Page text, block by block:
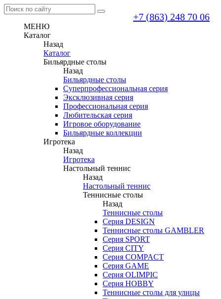
+7 (863) 248 70 06
МЕНЮ
Каталог
Назад
Каталог
Бильярдные столы
Назад
Бильярдные столы
Суперпрофессиональная серия
Эксклюзивная серия
Профессиональная серия
Любительская серия
Игровое оборудование
Бильярдные коллекции
Игротека
Назад
Игротека
Настольный теннис
Назад
Настольный теннис
Теннисные столы
Назад
Теннисные столы
Серия DESIGN
Теннисные столы GAMBLER
Серия SPORT
Серия CITY
Серия COMPACT
Серия GAME
Серия OLIMPIC
Серия HOBBY
Теннисные столы для улицы